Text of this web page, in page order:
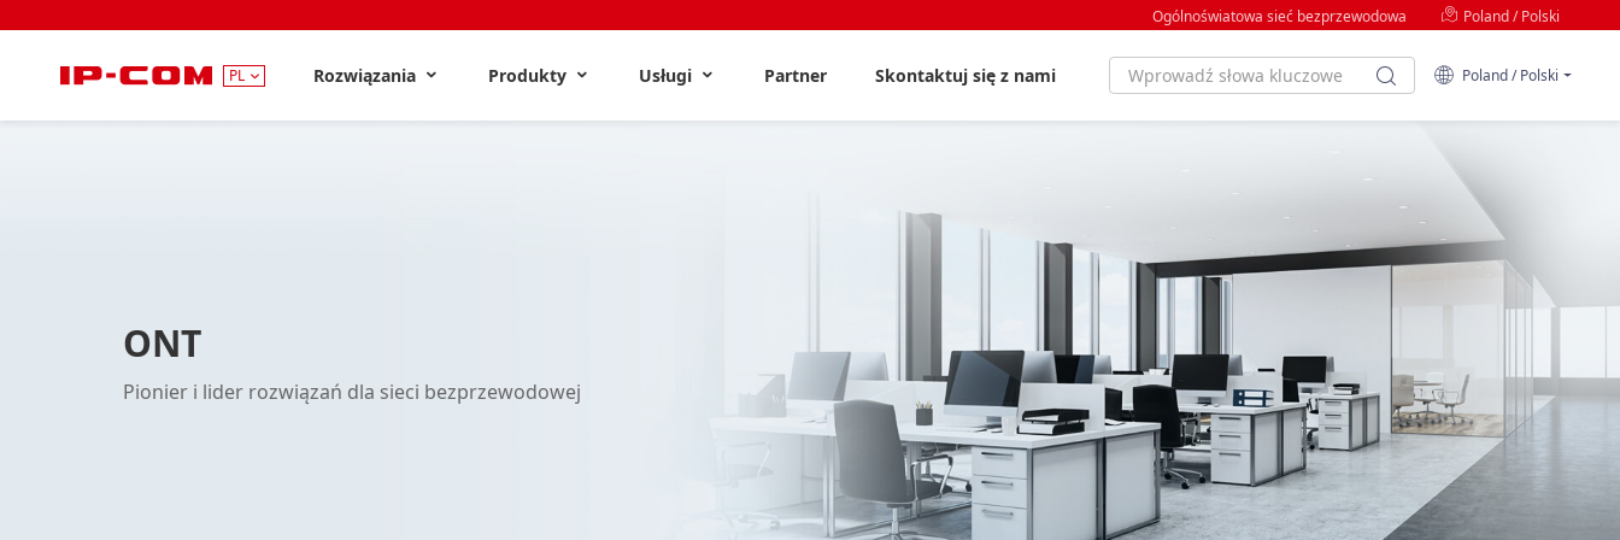
Ogólnoświatowa sieć bezprzewodowa Poland / Polski
PL Rozwiązania Produkty Usługi Partner Skontaktuj się z nami Poland / Polski
ONT
Pionier i lider rozwiązań dla sieci bezprzewodowej